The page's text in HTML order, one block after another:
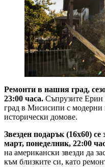
Ремонти в нашия град,
23:00 часа. Съпрузите Ерин
град в Мисисипи с модерни
исторически домове.
Звезден подарък (16х60)
март, понеделник, 22:00
на американски звезди да
към близките си, като